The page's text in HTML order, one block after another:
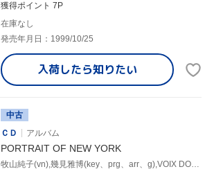
獲得ポイント 7P
在庫なし
発売年月日：1999/10/25
入荷したら知りたい
中古
ＣＤ
アルバム
PORTRAIT OF NEW YORK
牧山純子(vn),幾見雅博(key、prg、arr、g),VOIX DOUCE,PENNY-K(key),坂本竜太(b),Ken Keng(perc),B-BANDJ,松原秀樹(b)